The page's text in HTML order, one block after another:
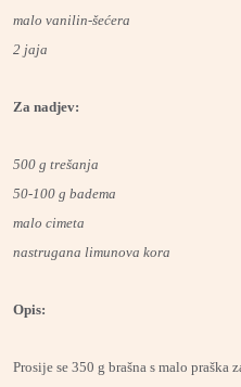
malo vanilin-šećera
2 jaja
Za nadjev:
500 g trešanja
50-100 g badema
malo cimeta
nastrugana limunova kora
Opis:
Prosije se 350 g brašna s malo praška